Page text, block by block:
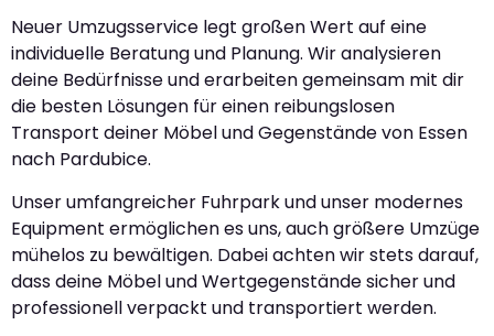
Neuer Umzugsservice legt großen Wert auf eine
individuelle Beratung und Planung. Wir analysieren
deine Bedürfnisse und erarbeiten gemeinsam mit dir
die besten Lösungen für einen reibungslosen
Transport deiner Möbel und Gegenstände von Essen
nach Pardubice.
Unser umfangreicher Fuhrpark und unser modernes
Equipment ermöglichen es uns, auch größere Umzüge
mühelos zu bewältigen. Dabei achten wir stets darauf,
dass deine Möbel und Wertgegenstände sicher und
professionell verpackt und transportiert werden.